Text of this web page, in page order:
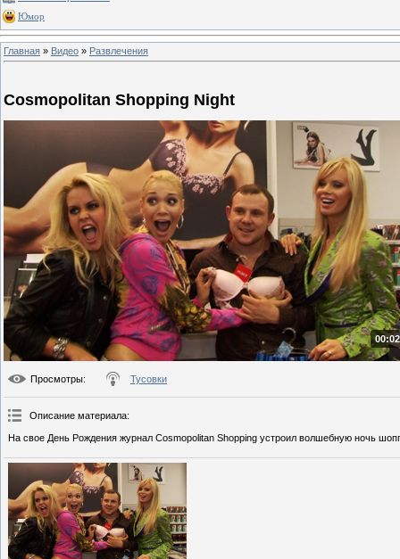
Юмор
Главная » Видео » Развлечения
Cosmopolitan Shopping Night
Просмотры: Тусовки
Описание материала:
На свое День Рождения журнал Cosmopolitan Shopping устроил волшебную ночь